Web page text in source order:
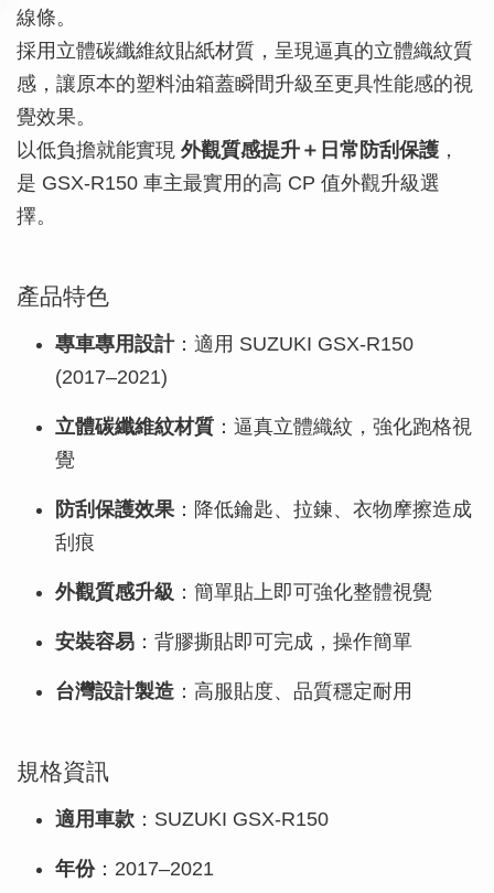
線條。
採用立體碳纖維紋貼紙材質，呈現逼真的立體織紋質
感，讓原本的塑料油箱蓋瞬間升級至更具性能感的視
覺效果。
以低負擔就能實現 外觀質感提升＋日常防刮保護 ，
是 GSX-R150 車主最實用的高 CP 值外觀升級選
擇。
產品特色
專車專用設計：適用 SUZUKI GSX-R150
(2017–2021)
立體碳纖維紋材質 ：逼真立體織紋，強化跑格視
覺
防刮保護效果：降低鑰匙、拉鍊、衣物摩擦造成
刮痕
外觀質感升級 ：簡單貼上即可強化整體視覺
安裝容易 ：背膠撕貼即可完成，操作簡單
台灣設計製造 ：高服貼度、品質穩定耐用
規格資訊
適用車款 ：SUZUKI GSX-R150
年份：2017–2021